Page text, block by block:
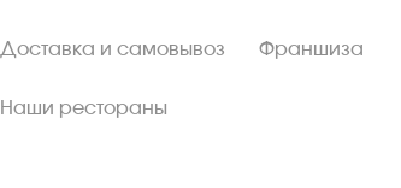
Доставка и самовывоз
Наши рестораны
Франшиза